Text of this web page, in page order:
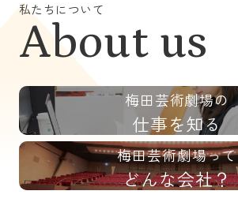
私たちについて
About us
梅田芸術劇場の
仕事を知る
梅田芸術劇場って
どんな会社？